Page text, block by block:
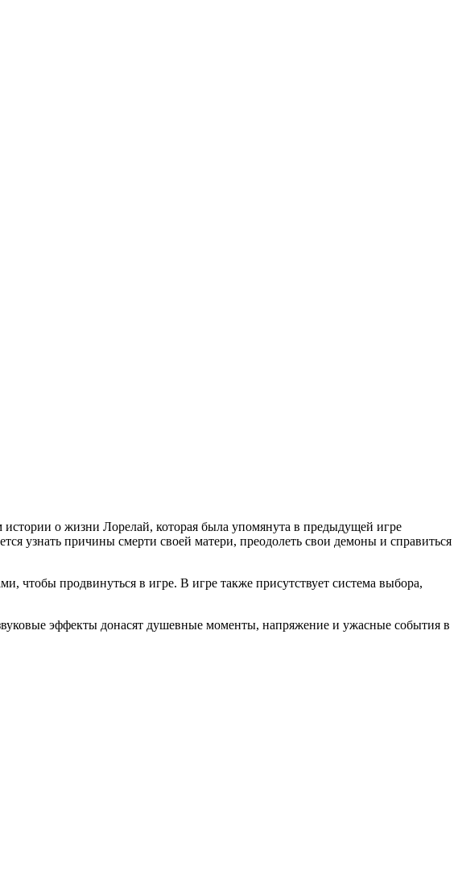
о жизни Лорелай, которая была упомянута в предыдущей игре
узнать причины смерти своей матери, преодолеть свои демоны и справиться
чтобы продвинуться в игре. В игре также присутствует система выбора,
эффекты донасят душевные моменты, напряжение и ужасные события в